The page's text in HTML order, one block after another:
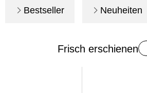
Bestseller Neuheiten
Frisch erschienen